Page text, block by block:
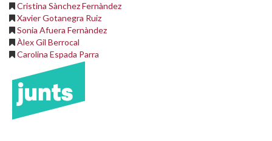
Cristina Sànchez Fernàndez
Xavier Gotanegra Ruiz
Sonia Afuera Fernàndez
Àlex Gil Berrocal
Carolina Espada Parra